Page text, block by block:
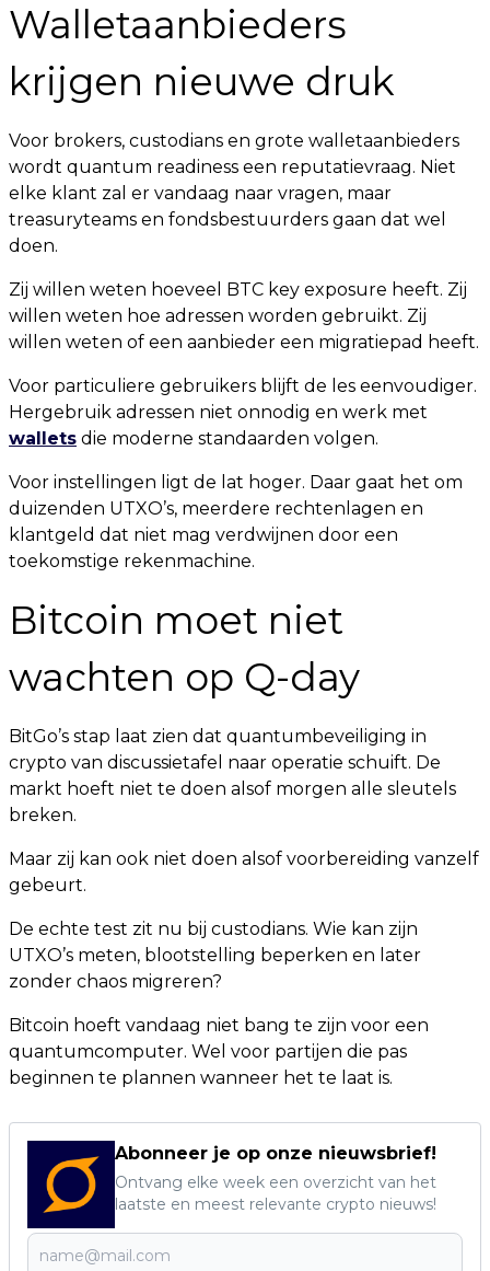
Walletaanbieders
krijgen nieuwe druk
Voor brokers, custodians en grote walletaanbieders
wordt quantum readiness een reputatievraag. Niet
elke klant zal er vandaag naar vragen, maar
treasuryteams en fondsbestuurders gaan dat wel
doen.
Zij willen weten hoeveel BTC key exposure heeft. Zij
willen weten hoe adressen worden gebruikt. Zij
willen weten of een aanbieder een migratiepad heeft.
Voor particuliere gebruikers blijft de les eenvoudiger.
Hergebruik adressen niet onnodig en werk met
wallets die moderne standaarden volgen.
Voor instellingen ligt de lat hoger. Daar gaat het om
duizenden UTXO’s, meerdere rechtenlagen en
klantgeld dat niet mag verdwijnen door een
toekomstige rekenmachine.
Bitcoin moet niet
wachten op Q-day
BitGo’s stap laat zien dat quantumbeveiliging in
crypto van discussietafel naar operatie schuift. De
markt hoeft niet te doen alsof morgen alle sleutels
breken.
Maar zij kan ook niet doen alsof voorbereiding vanzelf
gebeurt.
De echte test zit nu bij custodians. Wie kan zijn
UTXO’s meten, blootstelling beperken en later
zonder chaos migreren?
Bitcoin hoeft vandaag niet bang te zijn voor een
quantumcomputer. Wel voor partijen die pas
beginnen te plannen wanneer het te laat is.
Abonneer je op onze nieuwsbrief!
Ontvang elke week een overzicht van het
laatste en meest relevante crypto nieuws!